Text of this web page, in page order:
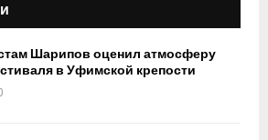
Шарипов оценил атмосферу
в Уфимской крепости